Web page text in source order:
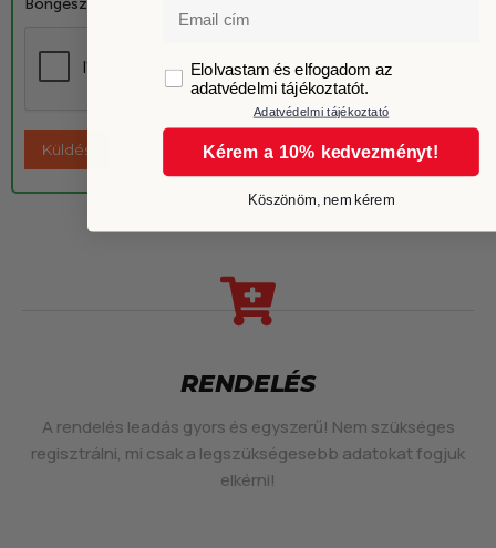
RENDELÉS
A rendelés leadás gyors és egyszerű! Nem szükséges
regisztrálni, mi csak a legszükségesebb adatokat fogjuk
elkérni!
Email
GDPRElolvastam és elfogadom az
adatvédelmi tájékoztatót.
Adatvédelmi tájékoztató
Kérem a 10% kedvezményt!
Köszönöm, nem kérem